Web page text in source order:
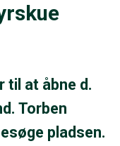
til at åbne d.
Torben
pladsen.